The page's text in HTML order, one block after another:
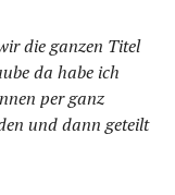
die ganzen Titel
da habe ich
per ganz
und dann geteilt